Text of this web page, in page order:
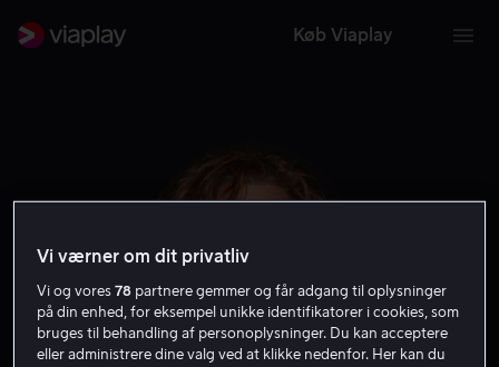
Køb Viaplay
Vi værner om dit privatliv
Vi og vores78 partnere gemmer og får adgang til oplysninger
på din enhed, for eksempel unikke identifikatorer i cookies, som
bruges til behandling af personoplysninger. Du kan acceptere
eller administrere dine valg ved at klikke nedenfor. Her kan du